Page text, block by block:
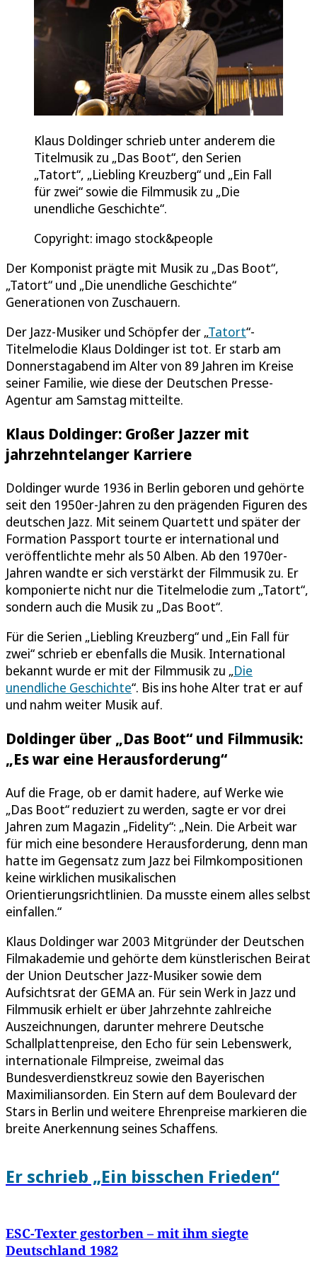
Klaus Doldinger schrieb unter anderem die
Titelmusik zu „Das Boot“, den Serien
„Tatort“, „Liebling Kreuzberg“ und „Ein Fall
für zwei“ sowie die Filmmusik zu „Die
unendliche Geschichte“.
Copyright: imago stock&people
Der Komponist prägte mit Musik zu „Das Boot“,
„Tatort“ und „Die unendliche Geschichte“
Generationen von Zuschauern.
Der Jazz-Musiker und Schöpfer der „Tatort“-
Titelmelodie Klaus Doldinger ist tot. Er starb am
Donnerstagabend im Alter von 89 Jahren im Kreise
seiner Familie, wie diese der Deutschen Presse-
Agentur am Samstag mitteilte.
Klaus Doldinger: Großer Jazzer mit
jahrzehntelanger Karriere
Doldinger wurde 1936 in Berlin geboren und gehörte
seit den 1950er-Jahren zu den prägenden Figuren des
deutschen Jazz. Mit seinem Quartett und später der
Formation Passport tourte er international und
veröffentlichte mehr als 50 Alben. Ab den 1970er-
Jahren wandte er sich verstärkt der Filmmusik zu. Er
komponierte nicht nur die Titelmelodie zum „Tatort“,
sondern auch die Musik zu „Das Boot“.
Für die Serien „Liebling Kreuzberg“ und „Ein Fall für
zwei“ schrieb er ebenfalls die Musik. International
bekannt wurde er mit der Filmmusik zu „Die
unendliche Geschichte“. Bis ins hohe Alter trat er auf
und nahm weiter Musik auf.
Doldinger über „Das Boot“ und Filmmusik:
„Es war eine Herausforderung“
Auf die Frage, ob er damit hadere, auf Werke wie
„Das Boot“ reduziert zu werden, sagte er vor drei
Jahren zum Magazin „Fidelity“: „Nein. Die Arbeit war
für mich eine besondere Herausforderung, denn man
hatte im Gegensatz zum Jazz bei Filmkompositionen
keine wirklichen musikalischen
Orientierungsrichtlinien. Da musste einem alles selbst
einfallen.“
Klaus Doldinger war 2003 Mitgründer der Deutschen
Filmakademie und gehörte dem künstlerischen Beirat
der Union Deutscher Jazz-Musiker sowie dem
Aufsichtsrat der GEMA an. Für sein Werk in Jazz und
Filmmusik erhielt er über Jahrzehnte zahlreiche
Auszeichnungen, darunter mehrere Deutsche
Schallplattenpreise, den Echo für sein Lebenswerk,
internationale Filmpreise, zweimal das
Bundesverdienstkreuz sowie den Bayerischen
Maximiliansorden. Ein Stern auf dem Boulevard der
Stars in Berlin und weitere Ehrenpreise markieren die
breite Anerkennung seines Schaffens.
Er schrieb „Ein bisschen Frieden“
ESC-Texter gestorben – mit ihm siegte
Deutschland 1982